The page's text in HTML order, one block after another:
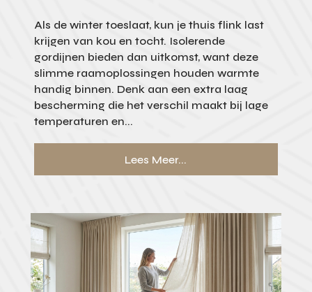
Als de winter toeslaat, kun je thuis flink last
krijgen van kou en tocht. Isolerende
gordijnen bieden dan uitkomst, want deze
slimme raamoplossingen houden warmte
handig binnen. Denk aan een extra laag
bescherming die het verschil maakt bij lage
temperaturen en...
Lees Meer...